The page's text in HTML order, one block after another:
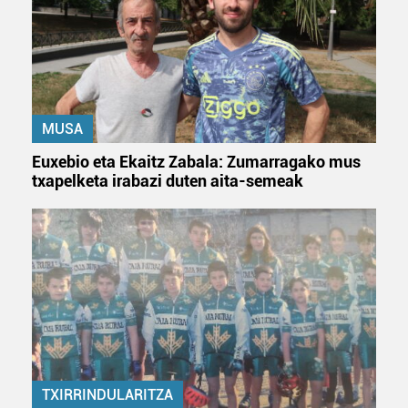
zerbitzuak hobetzeko asmoz, cookie teknologiaz
baliatzen gara. Ohar hau onartuz gero, teknologia hori
erabiltzeko baimen esplizitua ematen diguzu.Gehiago
irakurri
MUSA
Euxebio eta Ekaitz Zabala: Zumarragako mus
txapelketa irabazi duten aita-semeak
TXIRRINDULARITZA